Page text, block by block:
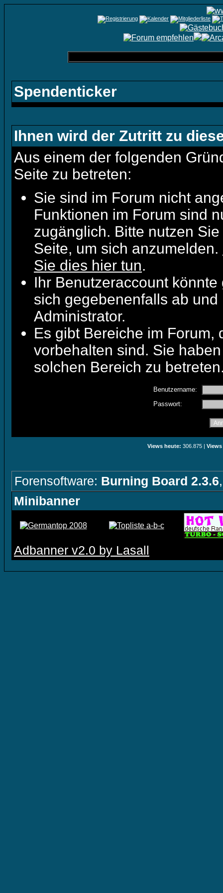
Spendenticker
Ihnen wird der Zutritt zu
Aus einem der folgenden
Seite zu betreten:
Sie sind im Forum nicht
Funktionen im Forum sind
zugänglich. Bitte nutzen
Seite, um sich anzumelden.
Sie dies hier tun.
Ihr Benutzeraccount
sich gegebenenfalls ab
Administrator.
Es gibt Bereiche im Forum,
vorbehalten sind. Sie
solchen Bereich zu
Benutzername:
Passwort:
Views heute: 306.875 |
Forensoftware: Burning Board 2.3.6
Minibanner
Adbanner v2.0 by Lasall